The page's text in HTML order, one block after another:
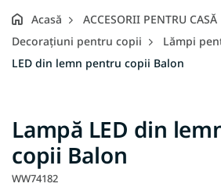
Acasă ACCESORII PENTRU CASĂ
Decorațiuni pentru copii
Lămpi
LED din lemn pentru copii Balon
Lampă LED din
copii Balon
WW74182